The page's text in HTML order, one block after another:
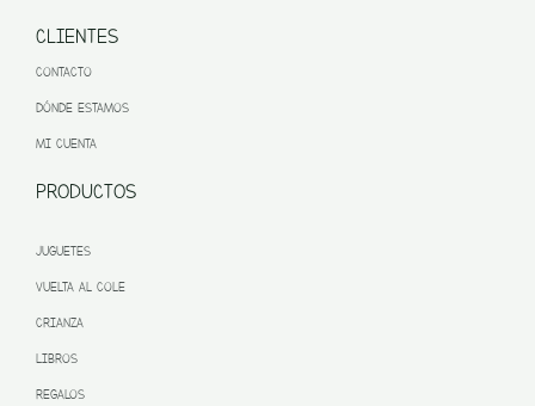
CLIENTES
CONTACTO
DÓNDE ESTAMOS
MI CUENTA
PRODUCTOS
JUGUETES
VUELTA AL COLE
CRIANZA
LIBROS
REGALOS